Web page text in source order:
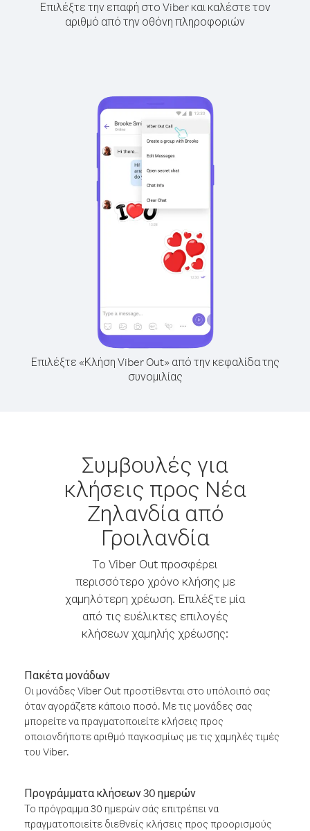
Επιλέξτε την επαφή στο Viber και καλέστε τον
αριθμό από την οθόνη πληροφοριών
Επιλέξτε «Κλήση Viber Out» από την κεφαλίδα της
συνομιλίας
Συμβουλές για
κλήσεις προς Νέα
Ζηλανδία από
Γροιλανδία
Το Viber Out προσφέρει
περισσότερο χρόνο κλήσης με
χαμηλότερη χρέωση. Επιλέξτε μία
από τις ευέλικτες επιλογές
κλήσεων χαμηλής χρέωσης:
Πακέτα μονάδων
Οι μονάδες Viber Out προστίθενται στο υπόλοιπό σας
όταν αγοράζετε κάποιο ποσό. Με τις μονάδες σας
μπορείτε να πραγματοποιείτε κλήσεις προς
οποιονδήποτε αριθμό παγκοσμίως με τις χαμηλές τιμές
του Viber.
Προγράμματα κλήσεων 30 ημερών
Το πρόγραμμα 30 ημερών σάς επιτρέπει να
πραγματοποιείτε διεθνείς κλήσεις προς προορισμούς